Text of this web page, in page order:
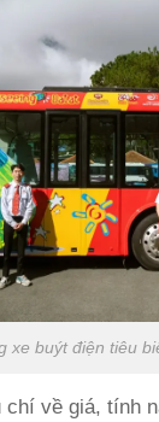
xe buýt điện tiêu
chí về giá, tính